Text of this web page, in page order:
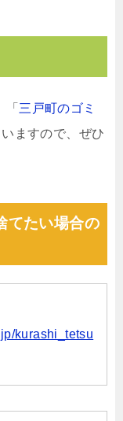
三戸町のゴミ
ますので、ぜひ
てたい場合の
kurashi_tetsu